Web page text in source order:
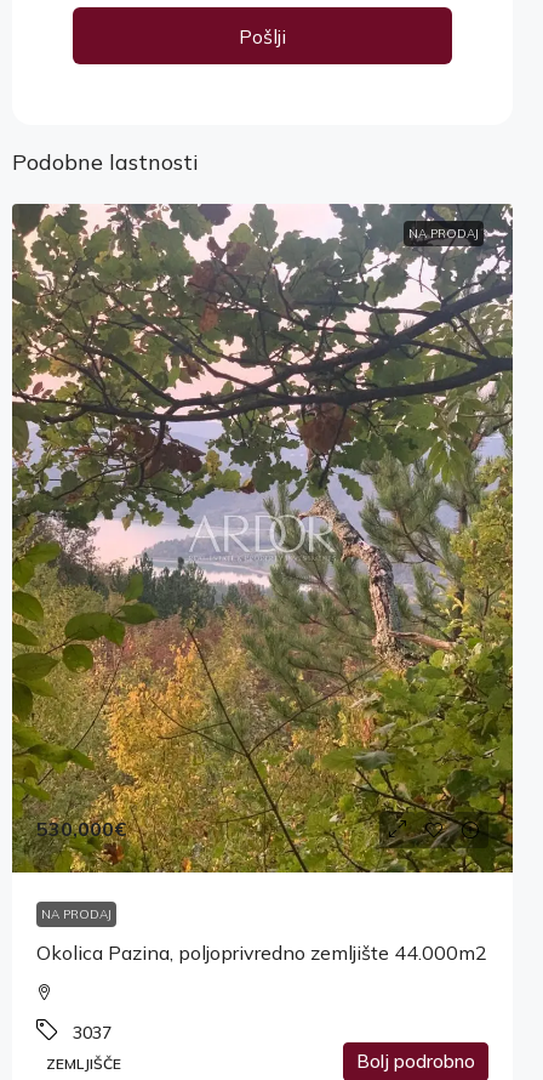
Pošlji
Podobne lastnosti
NA PRODAJ
530,000€
NA PRODAJ
Okolica Pazina, poljoprivredno zemljište 44.000m2
3037
ZEMLJIŠČE Bolj podrobno